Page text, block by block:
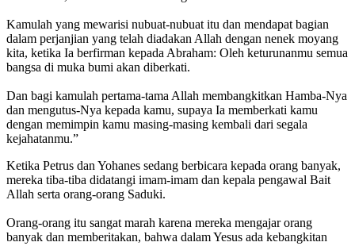
Kamulah yang mewarisi nubuat-nubuat itu dan mendapat bagian
dalam perjanjian yang telah diadakan Allah dengan nenek moyang
kita, ketika Ia berfirman kepada Abraham: Oleh keturunanmu semua
bangsa di muka bumi akan diberkati.
Dan bagi kamulah pertama-tama Allah membangkitkan Hamba-Nya
dan mengutus-Nya kepada kamu, supaya Ia memberkati kamu
dengan memimpin kamu masing-masing kembali dari segala
kejahatanmu.”
Ketika Petrus dan Yohanes sedang berbicara kepada orang banyak,
mereka tiba-tiba didatangi imam-imam dan kepala pengawal Bait
Allah serta orang-orang Saduki.
Orang-orang itu sangat marah karena mereka mengajar orang
banyak dan memberitakan, bahwa dalam Yesus ada kebangkitan